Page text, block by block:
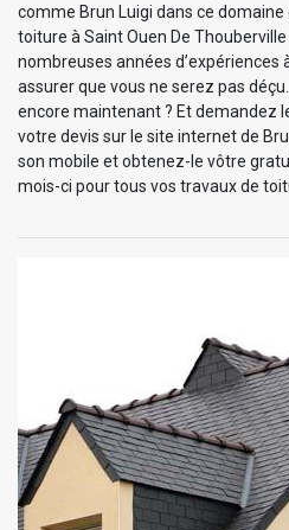
comme Brun Luigi dans ce
toiture à Saint Ouen De
nombreuses années d’expériences
assurer que vous ne serez pas
encore maintenant ? Et demandez
votre devis sur le site internet de
son mobile et obtenez-le vôtre
mois-ci pour tous vos travaux de